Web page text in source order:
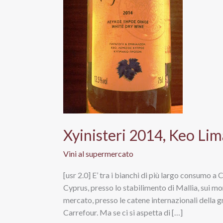
Xyinisteri 2014, Keo
Vini al supermercato
[usr 2.0] E’ tra i bianchi di più largo consumo
Cyprus, presso lo stabilimento di Mallia, sui
mercato, presso le catene internazionali della
Carrefour. Ma se ci si aspetta di […]